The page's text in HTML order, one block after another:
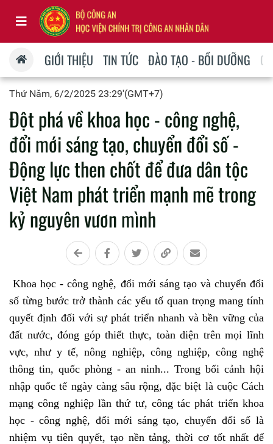
GIỚI THIỆU TIN TỨC ĐÀO TẠO - BỒI DƯỠNG
Thứ Năm, 6/2/2025 23:29'(GMT+7)
Đột phá về khoa học - công nghệ,
đổi mới sáng tạo, chuyển đổi số -
Động lực then chốt để đưa dân tộc
Việt Nam phát triển mạnh mẽ trong
kỷ nguyên vươn mình
Khoa học - công nghệ, đổi mới sáng tạo và chuyển đổi
số từng bước trở thành các yếu tố quan trọng mang tính
quyết định đối với sự phát triển nhanh và bền vững của
đất nước, đóng góp thiết thực, toàn diện trên mọi lĩnh
vực, như y tế, nông nghiệp, công nghiệp, công nghệ
thông tin, quốc phòng - an ninh... Trong bối cảnh hội
nhập quốc tế ngày càng sâu rộng, đặc biệt là cuộc Cách
mạng công nghiệp lần thứ tư, công tác phát triển khoa
học - công nghệ, đổi mới sáng tạo, chuyển đổi số là
nhiệm vụ tiên quyết, tạo nền tảng, thời cơ tốt nhất để